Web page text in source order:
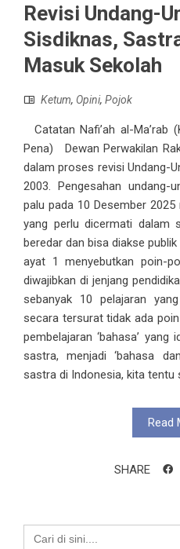
Revisi Undang-
Sisdiknas,
Masuk Sekolah
Ketum, Opini, Pojok
Catatan Nafi’ah al-Ma’rab
Pena) Dewan Perwakilan
dalam proses revisi Undang-
2003. Pengesahan undang-
palu pada 10 Desember
yang perlu dicermati dalam
beredar dan bisa diakse
ayat 1 menyebutkan poin-
diwajibkan di jenjang
sebanyak 10 pelajaran
secara tersurat tidak ada poin
pembelajaran ‘bahasa’ yang
sastra, menjadi ‘bahasa
sastra di Indonesia, kita tentu
Read
SHARE
Search
for: